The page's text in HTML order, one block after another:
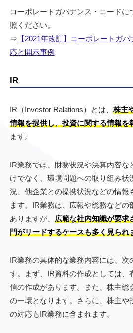
コーポレートガバナンス・コードに
照ください。
⇒ 【2021年改訂】コーポレートガ
応と開示事例
IR
IR（Investor Ralations）とは、 株主
情報を提供し、投資に関する情報を
ます。
IR業務では、財務状況や決算内容な
けでなく、環境問題への取り組み状
況、他企業との提携状況などの情報
ます。IR業務は、広報や総務などの
ありますが、 広範な社内知識が要求
門がリードするケースも多く見られ
IR業務の具体的な業務内容には、次
す。まず、IR資料の作成としては、
信の作成があります。また、株主総
の一環となります。さらに、株主や
の対応もIR業務に含まれます。